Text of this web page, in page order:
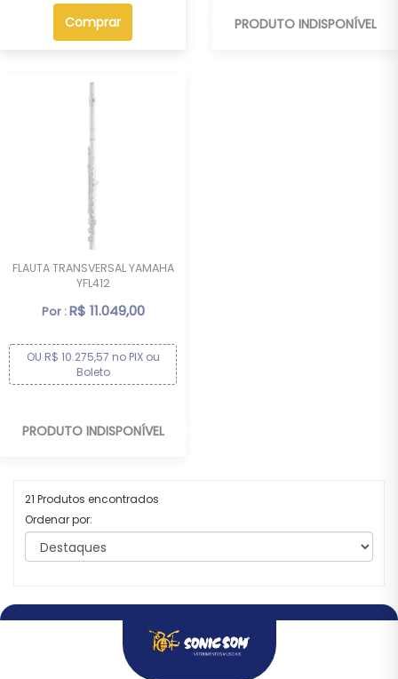
Comprar PRODUTO INDISPONÍVEL
FLAUTA TRANSVERSAL YAMAHA
YFL412
Por :R$ 11.049,00
OU R$ 10.275,57 no PIX ou
Boleto
PRODUTO INDISPONÍVEL
21 Produtos encontrados
Ordenar por: